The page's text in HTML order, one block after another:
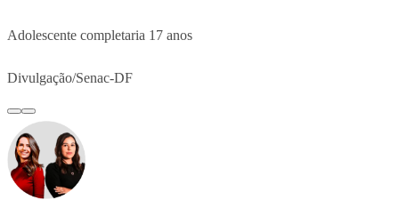
Adolescente completaria 17 anos
Divulgação/Senac-DF